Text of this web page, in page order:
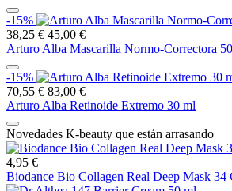
-15%
38,25 € 45,00 €
Arturo Alba Mascarilla Normo-Correctora
-15%
70,55 € 83,00 €
Arturo Alba Retinoide Extremo 30 ml
Novedades K-beauty que están arrasando
4,95 €
Biodance Bio Collagen Real Deep Mask 34